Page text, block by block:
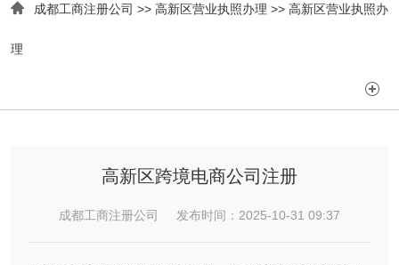
 成都工商注册公司 >> 高新区营业执照办理 >> 高新区营业执照办
理

高新区跨境电商公司注册
成都工商注册公司 发布时间：2025-10-31 09:37